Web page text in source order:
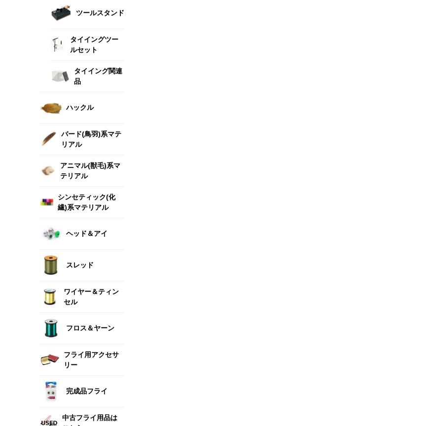
ツールスタンド
タイイングツー
ルセット
タイイング関連
品
ハックル
バード(鳥羽)系マテ
リアル
アニマル(獣毛)系マ
テリアル
シンセティック(化
繊)系マテリアル
ヘッド＆アイ
スレッド
ワイヤー＆ティン
セル
フロス＆ヤーン
フライ用アクセサ
リー
完成品フライ
中古フライ用品は